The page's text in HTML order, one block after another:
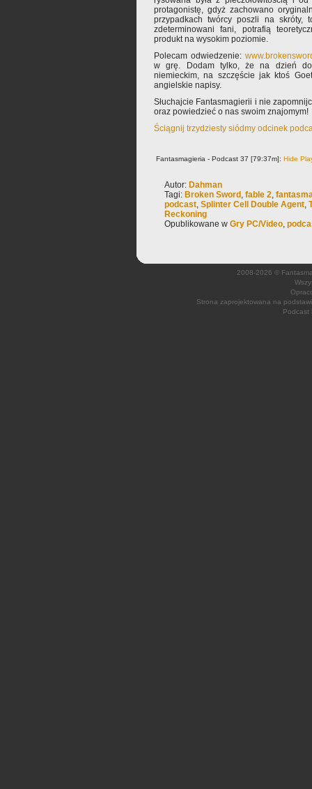
protagonistę, gdyż zachowano
przypadkach twórcy poszli na skróty,
zdeterminowani fani, potrafią
produkt na wysokim poziomie.
Polecam odwiedzenie:
w grę. Dodam tylko, że na dzień
niemieckim, na szczęście jak ktoś
angielskie napisy.
Słuchajcie Fantasmagierii i nie
oraz powiedzieć o nas swoim znajomym!
Ściągnij trzydziesty siódmy odcinek
Fantasmagieria - Podcast 37 [79:37m]: Hide
Autor: Dahman
Tagi: Broken Sword , fable 2,
podcast, Splinter Cell Double Agent,
Reckoning
Opublikowane w Gry PC/Video,
2008-2026 ©
Strona zaprojektowana na
Podcast